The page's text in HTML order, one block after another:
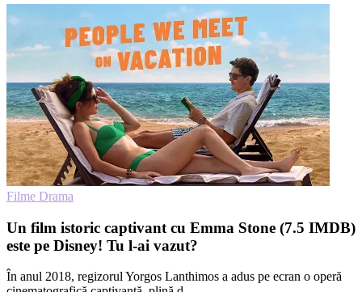
Filme Drama
Un film istoric captivant cu Emma Stone (7.5 IMDB)
este pe Disney! Tu l-ai vazut?
În anul 2018, regizorul Yorgos Lanthimos a adus pe ecran o operă